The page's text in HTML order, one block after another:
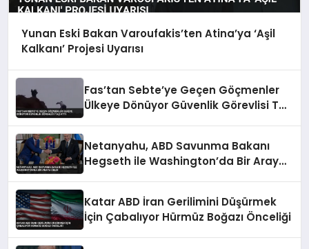
Yunan Eski Bakan Varoufakis’ten Atina’ya ‘Aşil
Kalkanı’ Projesi Uyarısı
Fas’tan Sebte’ye Geçen Göçmenler
Ülkeye Dönüyor Güvenlik Görevlisi Taş
Netanyahu, ABD Savunma Bakanı
Hegseth ile Washington’da Bir Araya
Katar ABD İran Gerilimini Düşürmek
İçin Çabalıyor Hürmüz Boğazı Önceliği